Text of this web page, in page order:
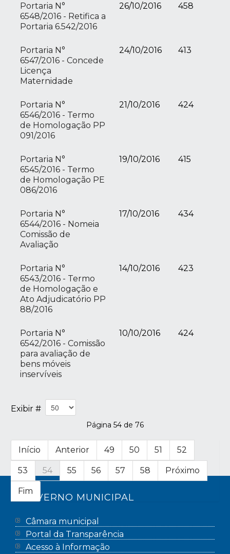
Portaria N°
6548/2016 - Retifica a
Portaria 6.542/2016
26/10/2016 458
Portaria N°
6547/2016 - Concede
Licença
Maternidade
24/10/2016 413
Portaria N°
6546/2016 - Termo
de Homologação PP
091/2016
21/10/2016 424
Portaria N°
6545/2016 - Termo
de Homologação PE
086/2016
19/10/2016 415
Portaria N°
6544/2016 - Nomeia
Comissão de
Avaliação
17/10/2016 434
Portaria N°
6543/2016 - Termo
de Homologação e
Ato Adjudicatório PP
88/2016
14/10/2016 423
Portaria N°
6542/2016 - Comissão
para avaliação de
bens móveis
inservíveis
10/10/2016 424
Exibir #
Página 54 de 76
Início Anterior 49 50 51 52
53 54 55 56 57 58 Próximo
Fim
GOVERNO MUNICIPAL
Câmara municipal
Portal da Transparência
Acesso à Informação